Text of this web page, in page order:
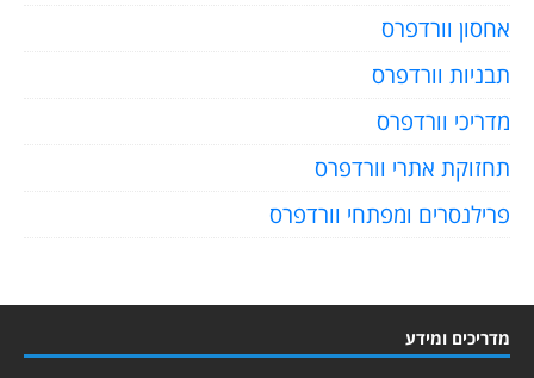
אחסון וורדפרס
תבניות וורדפרס
מדריכי וורדפרס
תחזוקת אתרי וורדפרס
פרילנסרים ומפתחי וורדפרס
מדריכים ומידע